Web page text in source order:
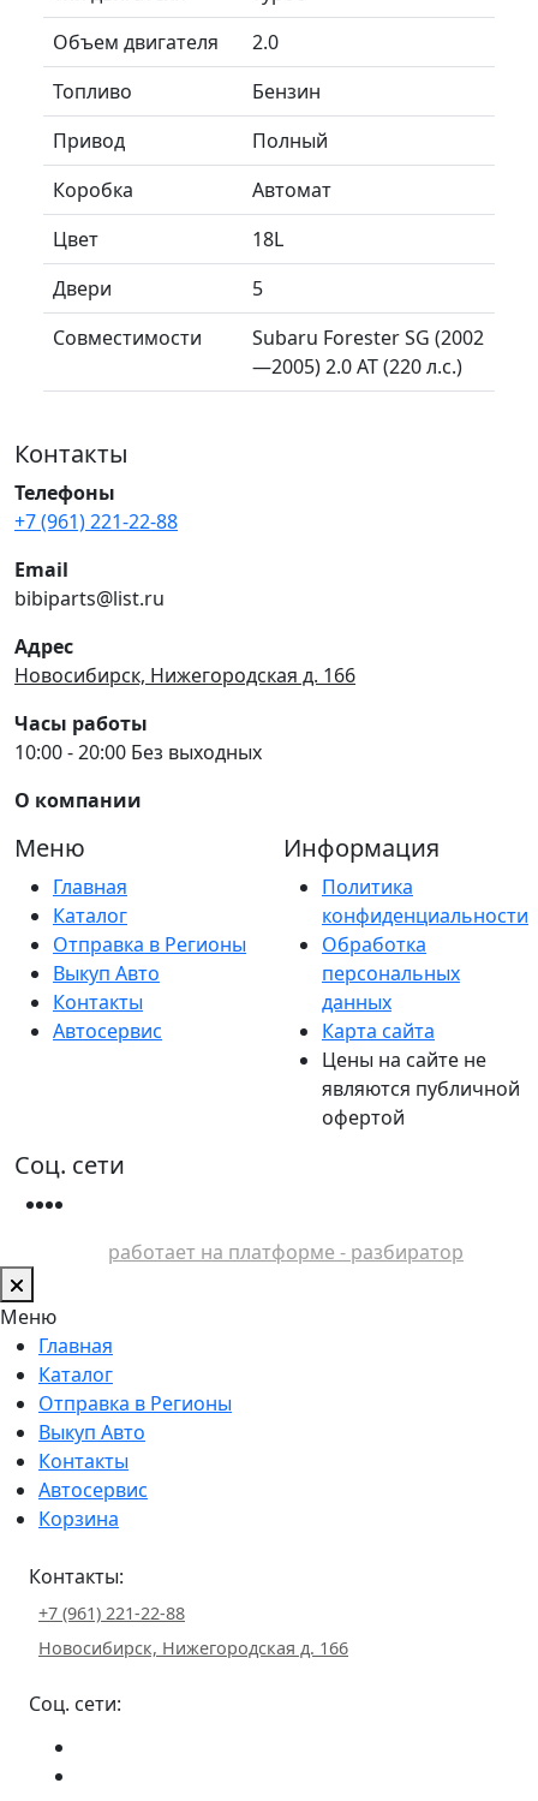
Объем двигателя
2.0
Топливо
Бензин
Привод
Полный
Коробка
Автомат
Цвет
18L
Двери
5
Совместимости
Subaru Forester SG (2002
—2005) 2.0 AT (220 л.с.)
Контакты
Телефоны
+7 (961) 221-22-88
Email
bibiparts@list.ru
Адрес
Новосибирск, Нижегородская д. 166
Часы работы
10:00 - 20:00 Без выходных
О компании
Меню
Главная
Каталог
Отправка в Регионы
Выкуп Авто
Контакты
Автосервис
Информация
Политика
конфиденциальности
Обработка
персональных
данных
Карта сайта
Цены на сайте не
являются публичной
офертой
Соц. сети
работает на платформе - разбиратор
Меню
Главная
Каталог
Отправка в Регионы
Выкуп Авто
Контакты
Автосервис
Корзина
Контакты:
+7 (961) 221-22-88
Новосибирск, Нижегородская д. 166
Соц. сети: